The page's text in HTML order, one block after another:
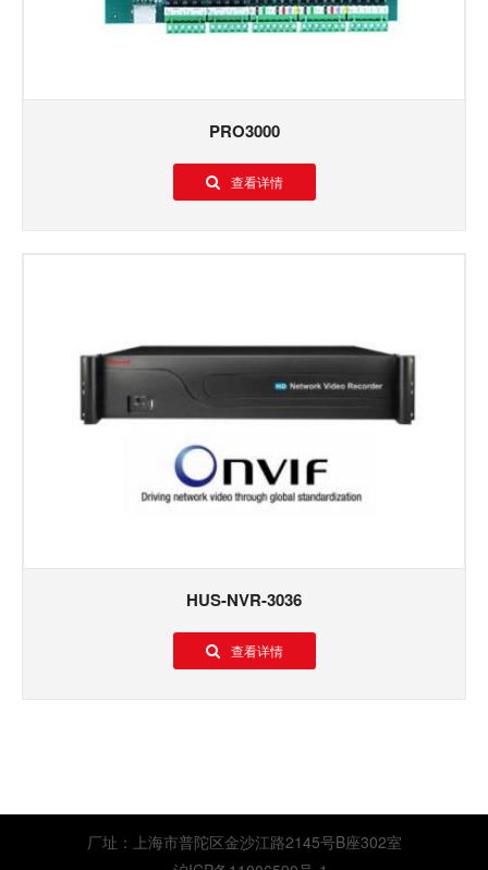
PRO3000
查看详情
HUS-NVR-3036
查看详情
厂址：上海市普陀区金沙江路2145号B座302室